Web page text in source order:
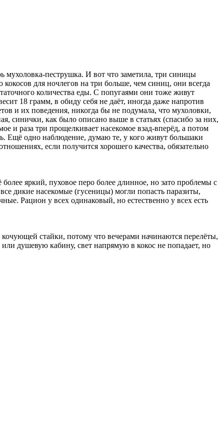
мухоловка-пеструшка. И вот что заметила, три синицы
для ночлегов на три больше, чем синиц, они всегда
количества еды. С попугаями они тоже живут
18 грамм, в обиду себя не даёт, иногда даже напротив
и их поведения, никогда бы не подумала, что мухоловки,
синички, как было описано выше в статьях (спасибо за них,
и раза три прощелкивает насекомое взад-вперёд, а потом
Ещё одно наблюдение, думаю те, у кого живут большаки
если получится хорошего качества, обязательно
яркий, пуховое перо более длинное, но зато проблемы с
дикие насекомые (гусеницы) могли попасть паразиты,
Рацион у всех одинаковый, но естественно у всех есть
стайки, потому что вечерами начинаются перелёты,
душевую кабину, свет напрямую в кокос не попадает, но